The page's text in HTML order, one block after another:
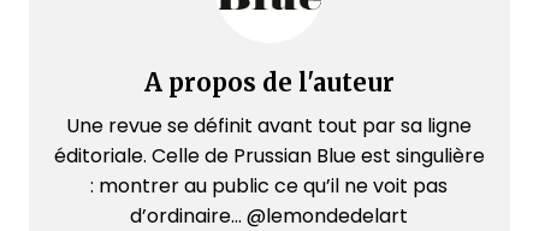
A propos de l'auteur
Une revue se définit avant tout par sa ligne
éditoriale. Celle de Prussian Blue est singulière
: montrer au public ce qu’il ne voit pas
d’ordinaire... @lemondedelart